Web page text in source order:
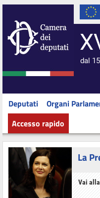
dal
Deputati Organi
Accesso rapido
La
Vai